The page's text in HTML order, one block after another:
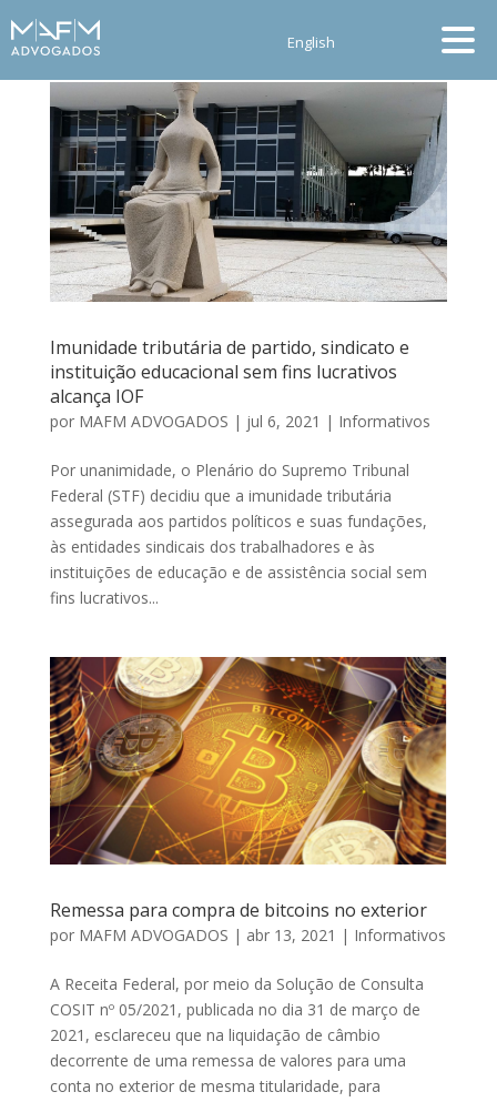
English
Imunidade tributária de partido, sindicato e
instituição educacional sem fins lucrativos
alcança IOF
por MAFM ADVOGADOS | jul 6, 2021 | Informativos
Por unanimidade, o Plenário do Supremo Tribunal
Federal (STF) decidiu que a imunidade tributária
assegurada aos partidos políticos e suas fundações,
às entidades sindicais dos trabalhadores e às
instituições de educação e de assistência social sem
fins lucrativos...
Remessa para compra de bitcoins no exterior
por MAFM ADVOGADOS | abr 13, 2021 | Informativos
A Receita Federal, por meio da Solução de Consulta
COSIT nº 05/2021, publicada no dia 31 de março de
2021, esclareceu que na liquidação de câmbio
decorrente de uma remessa de valores para uma
conta no exterior de mesma titularidade, para